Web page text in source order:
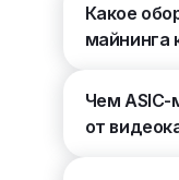
Какое
майнинга
Чем
от